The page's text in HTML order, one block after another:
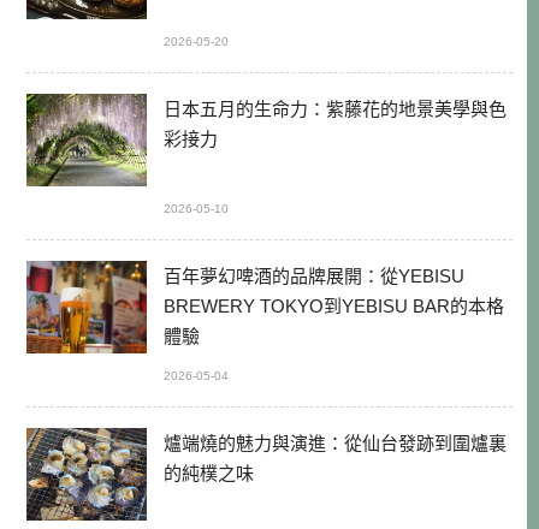
2026-05-20
日本五月的生命力：紫藤花的地景美學與色
彩接力
2026-05-10
百年夢幻啤酒的品牌展開：從YEBISU
BREWERY TOKYO到YEBISU BAR的本格
體驗
2026-05-04
爐端燒的魅力與演進：從仙台發跡到圍爐裏
的純樸之味